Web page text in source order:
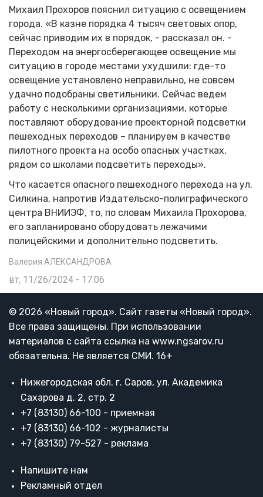
Михаил Прохоров пояснил ситуацию с освещением
города. «В казне порядка 4 тысяч световых опор,
сейчас приводим их в порядок, - рассказал он. -
Переходом на энергосберегающее освещение мы
ситуацию в городе местами ухудшили: где-то
освещение установлено неправильно, не совсем
удачно подобраны светильники. Сейчас ведем
работу с несколькими организациями, которые
поставляют оборудование проекторной подсветки
пешеходных переходов – планируем в качестве
пилотного проекта на особо опасных участках,
рядом со школами подсветить переходы».
Что касается опасного пешеходного перехода на ул.
Силкина, напротив Издательско-полиграфического
центра ВНИИЭФ, то, по словам Михаила Прохорова,
его запланировано оборудовать лежачими
полицейскими и дополнительно подсветить.
Валерия АЛЕКСАНДРОВА
вт, 11/26/2024 - 17:06
© 2026 «Новый город». Cайт газеты «Новый город».
Все права защищены. При использовании
материалов с сайта ссылка на www.ngsarov.ru
обязательна. Не является СМИ. 16+
Нижегородская обл. г. Саров, ул. Академика
Сахарова д. 2, стр. 2
+7 (83130) 66-100 - приемная
+7 (83130) 66-102 - журналисты
+7 (83130) 79-527 - реклама
Напишите нам
Рекламный отдел